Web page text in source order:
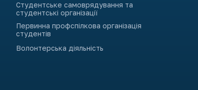
Студентське самоврядування та
студентські організації
Первинна профспілкова організація
студентів
Волонтерська діяльність